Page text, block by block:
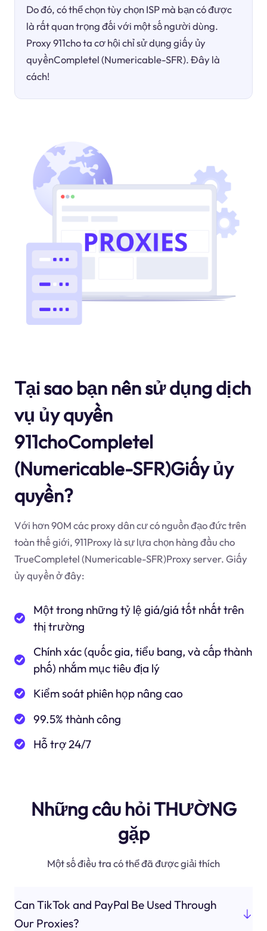
Do đó, có thể chọn tùy chọn ISP mà bạn có được
là rất quan trọng đối với một số người dùng.
Proxy 911cho ta cơ hội chỉ sử dụng giấy ủy
quyềnCompletel (Numericable-SFR). Đây là
cách!
Tại sao bạn nên sử dụng dịch
vụ ủy quyền
911choCompletel
(Numericable-SFR)Giấy ủy
quyền?
Với hơn 90M các proxy dân cư có nguồn đạo đức trên
toàn thế giới, 911Proxy là sự lựa chọn hàng đầu cho
TrueCompletel (Numericable-SFR)Proxy server. Giấy
ủy quyền ở đây:
Một trong những tỷ lệ giá/giá tốt nhất trên
thị trường
Chính xác (quốc gia, tiểu bang, và cấp thành
phố) nhắm mục tiêu địa lý
Kiểm soát phiên họp nâng cao
99.5% thành công
Hỗ trợ 24/7
Những câu hỏi THƯỜNG
gặp
Một số điều tra có thể đã được giải thích
Can TikTok and PayPal Be Used Through
Our Proxies?